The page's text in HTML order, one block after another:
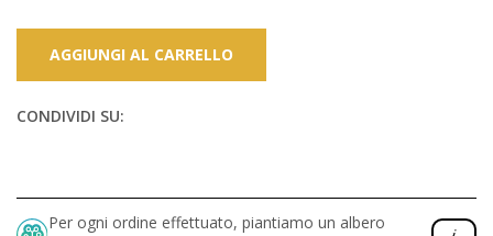
AGGIUNGI AL CARRELLO
CONDIVIDI SU:
Per ogni ordine effettuato, piantiamo un albero